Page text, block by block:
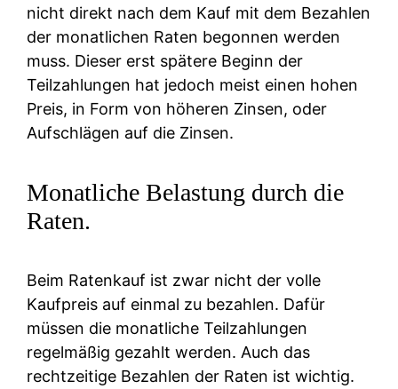
nicht direkt nach dem Kauf mit dem Bezahlen
der monatlichen Raten begonnen werden
muss. Dieser erst spätere Beginn der
Teilzahlungen hat jedoch meist einen hohen
Preis, in Form von höheren Zinsen, oder
Aufschlägen auf die Zinsen.
Monatliche Belastung durch die
Raten.
Beim Ratenkauf ist zwar nicht der volle
Kaufpreis auf einmal zu bezahlen. Dafür
müssen die monatliche Teilzahlungen
regelmäßig gezahlt werden. Auch das
rechtzeitige Bezahlen der Raten ist wichtig.